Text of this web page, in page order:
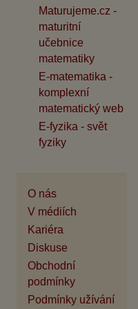
Maturujeme.cz -
maturitní
učebnice
matematiky
E-matematika -
komplexní
matematický web
E-fyzika - svět
fyziky
O nás
V médiích
Kariéra
Diskuse
Obchodní
podmínky
Podmínky užívání